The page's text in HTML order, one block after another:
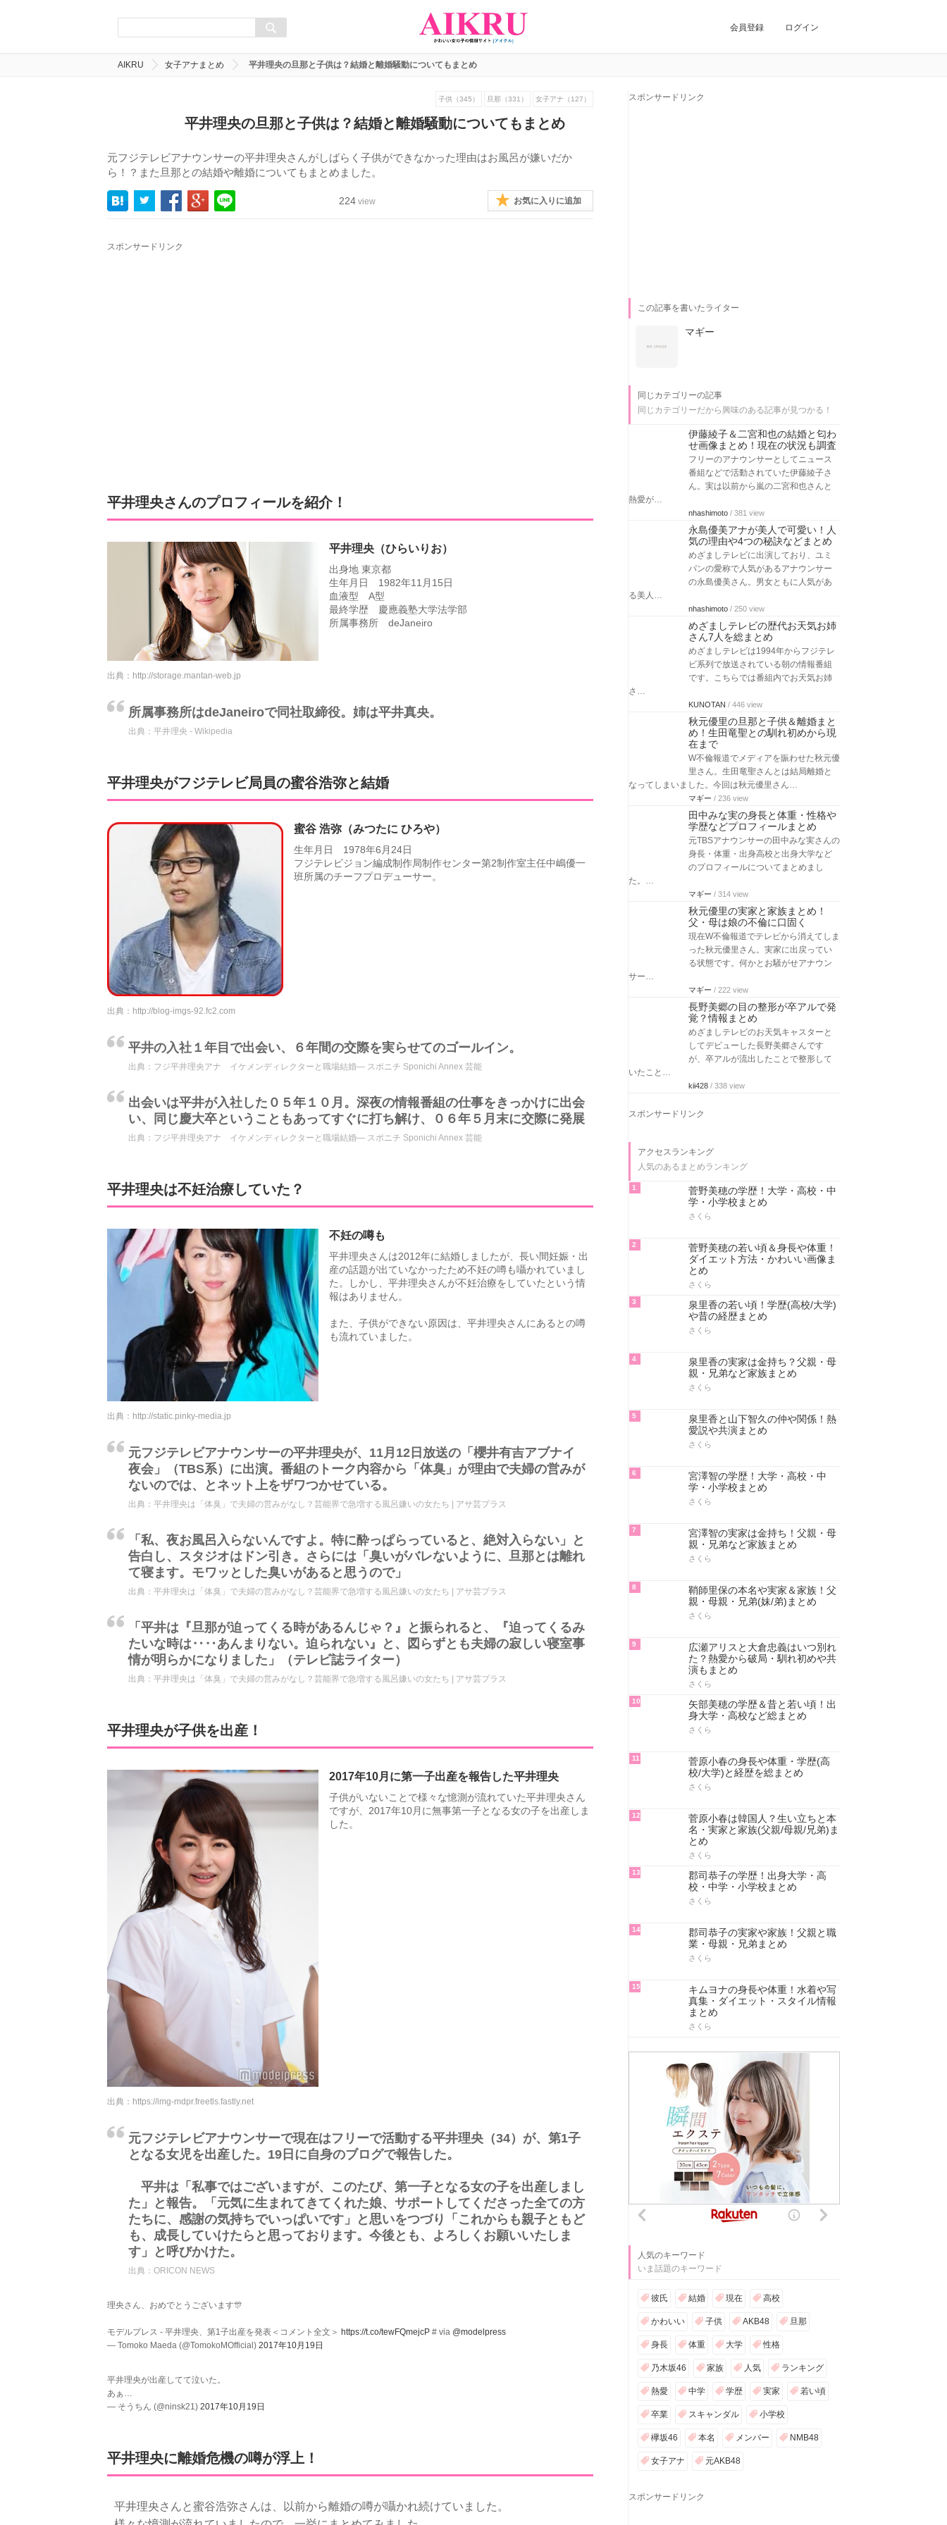
会員登録 ログイン
AIKRU 女子アナまとめ 平井理央の旦那と子供は？結婚と離婚騒動についてもまとめ
子供（345） 旦那（331） 女子アナ（127）
平井理央の旦那と子供は？結婚と離婚騒動についてもまとめ
元フジテレビアナウンサーの平井理央さんがしばらく子供ができなかった理由はお風呂が嫌いだか
ら！？また旦那との結婚や離婚についてもまとめました。
224 view お気に入りに追加
スポンサードリンク
平井理央さんのプロフィールを紹介！
平井理央（ひらいりお）
出身地 東京都
生年月日 1982年11月15日
血液型 A型
最終学歴 慶應義塾大学法学部
所属事務所 deJaneiro
出典： http://storage.mantan-web.jp
所属事務所はdeJaneiroで同社取締役。姉は平井真央。
出典： 平井理央 - Wikipedia
平井理央がフジテレビ局員の蜜谷浩弥と結婚
蜜谷 浩弥（みつたに ひろや）
生年月日 1978年6月24日
フジテレビジョン編成制作局制作センター第2制作室主任中嶋優一
班所属のチーフプロデューサー。
出典： http://blog-imgs-92.fc2.com
平井の入社１年目で出会い、６年間の交際を実らせてのゴールイン。
出典： フジ平井理央アナ イケメンディレクターと職場結婚― スポニチ Sponichi Annex 芸能
出会いは平井が入社した０５年１０月。深夜の情報番組の仕事をきっかけに出会
い、同じ慶大卒ということもあってすぐに打ち解け、０６年５月末に交際に発展
出典： フジ平井理央アナ イケメンディレクターと職場結婚― スポニチ Sponichi Annex 芸能
平井理央は不妊治療していた？
不妊の噂も
平井理央さんは2012年に結婚しましたが、長い間妊娠・出
産の話題が出ていなかったため不妊の噂も囁かれていまし
た。しかし、平井理央さんが不妊治療をしていたという情
報はありません。
また、子供ができない原因は、平井理央さんにあるとの噂
も流れていました。
出典： http://static.pinky-media.jp
元フジテレビアナウンサーの平井理央が、11月12日放送の「櫻井有吉アブナイ
夜会」（TBS系）に出演。番組のトーク内容から「体臭」が理由で夫婦の営みが
ないのでは、とネット上をザワつかせている。
出典： 平井理央は「体臭」で夫婦の営みがなし？芸能界で急増する風呂嫌いの女たち | アサ芸プラス
「私、夜お風呂入らないんですよ。特に酔っぱらっていると、絶対入らない」と
告白し、スタジオはドン引き。さらには「臭いがバレないように、旦那とは離れ
て寝ます。モワッとした臭いがあると思うので」
出典： 平井理央は「体臭」で夫婦の営みがなし？芸能界で急増する風呂嫌いの女たち | アサ芸プラス
「平井は『旦那が迫ってくる時があるんじゃ？』と振られると、『迫ってくるみ
たいな時は‥‥あんまりない。迫られない』と、図らずとも夫婦の寂しい寝室事
情が明らかになりました」（テレビ誌ライター）
出典： 平井理央は「体臭」で夫婦の営みがなし？芸能界で急増する風呂嫌いの女たち | アサ芸プラス
平井理央が子供を出産！
2017年10月に第一子出産を報告した平井理央
子供がいないことで様々な憶測が流れていた平井理央さん
ですが、2017年10月に無事第一子となる女の子を出産しま
した。
出典： https://img-mdpr.freetls.fastly.net
元フジテレビアナウンサーで現在はフリーで活動する平井理央（34）が、第1子
となる女児を出産した。19日に自身のブログで報告した。
平井は「私事ではございますが、このたび、第一子となる女の子を出産しまし
た」と報告。「元気に生まれてきてくれた娘、サポートしてくださった全ての方
たちに、感謝の気持ちでいっぱいです」と思いをつづり「これからも親子ともど
も、成長していけたらと思っております。今後とも、よろしくお願いいたしま
す」と呼びかけた。
出典： ORICON NEWS
理央さん、おめでとうございます🎊
モデルプレス - 平井理央、第1子出産を発表＜コメント全文＞ https://t.co/tewFQmejcP # via @modelpress
— Tomoko Maeda (@TomokoMOfficial) 2017年10月19日
平井理央が出産してて泣いた。
あぁ…
— そうちん (@ninsk21) 2017年10月19日
平井理央に離婚危機の噂が浮上！
平井理央さんと蜜谷浩弥さんは、以前から離婚の噂が囁かれ続けていました。
スポンサードリンク
この記事を書いたライター
マギー
同じカテゴリーの記事
同じカテゴリーだから興味のある記事が見つかる！
伊藤綾子＆二宮和也の結婚と匂わ
せ画像まとめ！現在の状況も調査
フリーのアナウンサーとしてニュース
番組などで活動されていた伊藤綾子さ
ん。実は以前から嵐の二宮和也さんと
熱愛が…
nhashimoto / 381 view
永島優美アナが美人で可愛い！人
気の理由や4つの秘訣などまとめ
めざましテレビに出演しており、ユミ
パンの愛称で人気があるアナウンサー
の永島優美さん。男女ともに人気があ
る美人…
nhashimoto / 250 view
めざましテレビの歴代お天気お姉
さん7人を総まとめ
めざましテレビは1994年からフジテレ
ビ系列で放送されている朝の情報番組
です。こちらでは番組内でお天気お姉
さ…
KUNOTAN / 446 view
秋元優里の旦那と子供＆離婚まと
め！生田竜聖との馴れ初めから現
在まで
W不倫報道でメディアを賑わせた秋元優
里さん。生田竜聖さんとは結局離婚と
なってしまいました。今回は秋元優里さん…
マギー / 236 view
田中みな実の身長と体重・性格や
学歴などプロフィールまとめ
元TBSアナウンサーの田中みな実さんの
身長・体重・出身高校と出身大学など
のプロフィールについてまとめまし
た。…
マギー / 314 view
秋元優里の実家と家族まとめ！
父・母は娘の不倫に口固く
現在W不倫報道でテレビから消えてしま
った秋元優里さん。実家に出戻ってい
る状態です。何かとお騒がせアナウン
サー…
マギー / 222 view
長野美郷の目の整形が卒アルで発
覚？情報まとめ
めざましテレビのお天気キャスターと
してデビューした長野美郷さんです
が、卒アルが流出したことで整形して
いたこと…
kii428 / 338 view
スポンサードリンク
アクセスランキング
人気のあるまとめランキング
1
菅野美穂の学歴！大学・高校・中
学・小学校まとめ
さくら
2
菅野美穂の若い頃＆身長や体重！
ダイエット方法・かわいい画像ま
とめ
さくら
3
泉里香の若い頃！学歴(高校/大学)
や昔の経歴まとめ
さくら
4
泉里香の実家は金持ち？父親・母
親・兄弟など家族まとめ
さくら
5
泉里香と山下智久の仲や関係！熱
愛説や共演まとめ
さくら
6
宮澤智の学歴！大学・高校・中
学・小学校まとめ
さくら
7
宮澤智の実家は金持ち！父親・母
親・兄弟など家族まとめ
さくら
8
鞘師里保の本名や実家＆家族！父
親・母親・兄弟(妹/弟)まとめ
さくら
9
広瀬アリスと大倉忠義はいつ別れ
た？熱愛から破局・馴れ初めや共
演もまとめ
さくら
10
矢部美穂の学歴＆昔と若い頃！出
身大学・高校など総まとめ
さくら
11
菅原小春の身長や体重・学歴(高
校/大学)と経歴を総まとめ
さくら
12
菅原小春は韓国人？生い立ちと本
名・実家と家族(父親/母親/兄弟)ま
とめ
さくら
13
郡司恭子の学歴！出身大学・高
校・中学・小学校まとめ
さくら
14
郡司恭子の実家や家族！父親と職
業・母親・兄弟まとめ
さくら
15
キムヨナの身長や体重！水着や写
真集・ダイエット・スタイル情報
まとめ
さくら
人気のキーワード
いま話題のキーワード
彼氏 結婚 現在 高校
かわいい 子供 AKB48 旦那
身長 体重 大学 性格
乃木坂46 家族 人気 ランキング
熱愛 中学 学歴 実家 若い頃
卒業 スキャンダル 小学校
欅坂46 本名 メンバー NMB48
女子アナ 元AKB48
スポンサードリンク